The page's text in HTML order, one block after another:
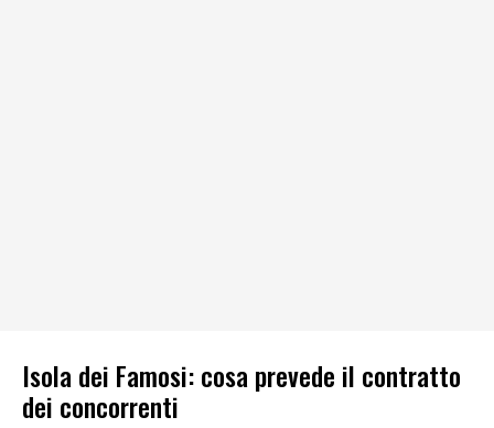
Isola dei Famosi: cosa prevede il contratto
dei concorrenti